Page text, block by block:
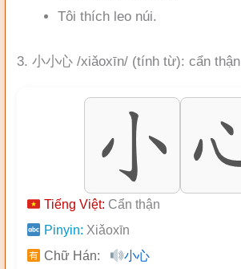
Tôi thích leo núi.
3. 小小心 /xiǎoxīn/ (tính từ): cẩn thận
Tiếng Việt: Cẩn thận
Pinyin: Xiǎoxīn
Chữ Hán:
小心